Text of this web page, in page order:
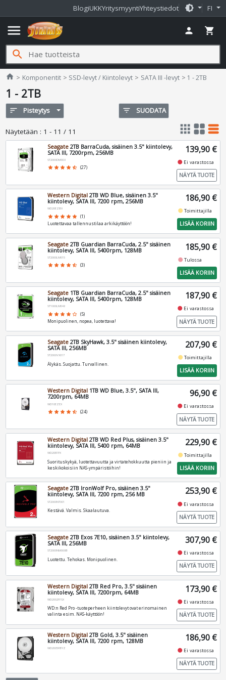
BlogiUKKYritysmyyntiYhteystiedot brightness_medium FI
menu person shopping_cart
search
home Jimms.fi
Komponentit SSD-levyt / Kiintolevyt SATA III -levyt 1 - 2TB
1 - 2TB
sort Pisteytys filter_list SUODATA
Näytetään : 1 - 11 / 11 apps grid_view table_rows
Seagate 2TB BarraCuda, sisäinen 3.5" kiintolevy,
SATA III, 7200rpm, 256MB
ST2000DM008
star star star star star_half (27)
139,90 €
fiber_manual_record Ei varastossa
NÄYTÄ TUOTE
Western Digital 2TB WD Blue, sisäinen 3.5"
kiintolevy, SATA III, 7200 rpm, 256MB
WD20EZBX
star star star star star (1)
Luotettavaa tallennustilaa arkikäyttöön!
186,90 €
fiber_manual_recordToimittajilla
LISÄÄ KORIIN
Seagate 2TB Guardian BarraCuda, 2.5" sisäinen
kiintolevy, SATA III, 5400rpm, 128MB
ST2000LM015
star star star star star_half (3)
185,90 €
fiber_manual_recordTulossa
LISÄÄ KORIIN
Seagate 1TB Guardian BarraCuda, 2.5" sisäinen
kiintolevy, SATA III, 5400rpm, 128MB
ST1000LM048
star star star star star_border (5)
Monipuolinen, nopea, luotettava!
187,90 €
fiber_manual_record Ei varastossa
NÄYTÄ TUOTE
Seagate 2TB SkyHawk, 3.5" sisäinen kiintolevy,
SATA III, 256MB
ST2000VX017
Älykäs. Suojattu. Turvallinen.
207,90 €
fiber_manual_recordToimittajilla
LISÄÄ KORIIN
Western Digital 1TB WD Blue, 3.5", SATA III,
7200rpm, 64MB
WD10EZEX
star star star star star_half (24)
96,90 €
fiber_manual_record Ei varastossa
NÄYTÄ TUOTE
Western Digital 2TB WD Red Plus, sisäinen 3.5"
kiintolevy, SATA III, 5400 rpm, 64MB
WD20EFPX
Suorituskykyä, luotettavuutta ja virtatehokkuutta pieniin ja
keskikokoisiin NAS-ympäristöihin!
229,90 €
fiber_manual_recordToimittajilla
LISÄÄ KORIIN
Seagate 2TB IronWolf Pro, sisäinen 3.5"
kiintolevy, SATA III, 7200 rpm, 256 MB
ST2000NT001
Kestävä. Valmis. Skaalautuva.
253,90 €
fiber_manual_record Ei varastossa
NÄYTÄ TUOTE
Seagate 2TB Exos 7E10, sisäinen 3.5" kiintolevy,
SATA III, 256MB
ST2000NM000B
Luotettu. Tehokas. Monipuolinen.
307,90 €
fiber_manual_record Ei varastossa
NÄYTÄ TUOTE
Western Digital 2TB Red Pro, 3.5" sisäinen
kiintolevy, SATA III, 7200rpm, 64MB
WD2002FFSX
WD:n Red Pro -tuoteperheen kiintolevyt ovat erinomainen
valinta esim. NAS-käyttöön!
173,90 €
fiber_manual_record Ei varastossa
NÄYTÄ TUOTE
Western Digital 2TB Gold, 3.5" sisäinen
kiintolevy, SATA III, 7200 rpm, 128MB
WD2005FBYZ
186,90 €
fiber_manual_record Ei varastossa
NÄYTÄ TUOTE